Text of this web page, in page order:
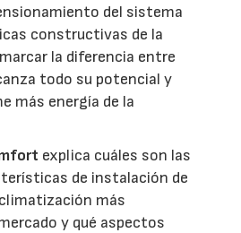
del sistema
constructivas de la
la diferencia entre
todo su potencial y
más energía de la
explica cuáles son las
de instalación de
más
y qué aspectos